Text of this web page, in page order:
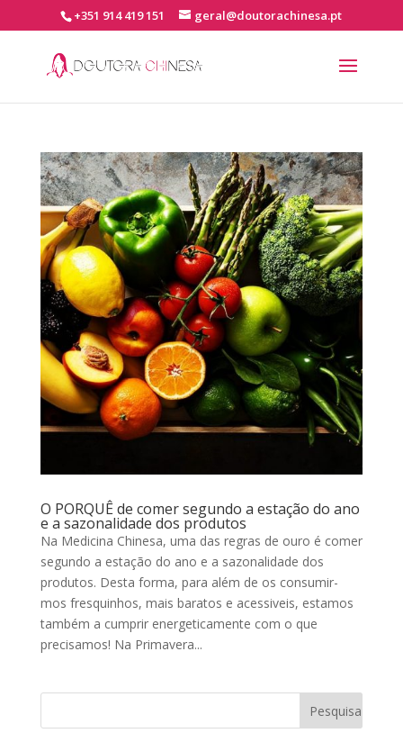
+351 914 419 151 geral@doutorachinesa.pt
O PORQUÊ de comer segundo a estação do ano
e a sazonalidade dos produtos
Na Medicina Chinesa, uma das regras de ouro é comer
segundo a estação do ano e a sazonalidade dos
produtos. Desta forma, para além de os consumir-
mos fresquinhos, mais baratos e acessiveis, estamos
também a cumprir energeticamente com o que
precisamos! Na Primavera...